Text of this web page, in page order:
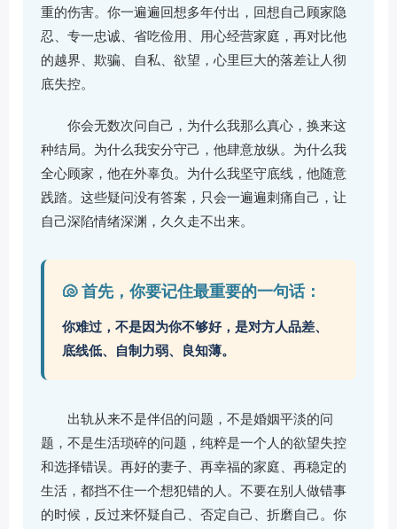
重的伤害。你一遍遍回想多年付出，回想自己顾家隐
忍、专一忠诚、省吃俭用、用心经营家庭，再对比他
的越界、欺骗、自私、欲望，心里巨大的落差让人彻
底失控。
你会无数次问自己，为什么我那么真心，换来这
种结局。为什么我安分守己，他肆意放纵。为什么我
全心顾家，他在外辜负。为什么我坚守底线，他随意
践踏。这些疑问没有答案，只会一遍遍刺痛自己，让
自己深陷情绪深渊，久久走不出来。
🐚 首先，你要记住最重要的一句话：
你难过，不是因为你不够好，是对方人品差、
底线低、自制力弱、良知薄。
出轨从来不是伴侣的问题，不是婚姻平淡的问
题，不是生活琐碎的问题，纯粹是一个人的欲望失控
和选择错误。再好的妻子、再幸福的家庭、再稳定的
生活，都挡不住一个想犯错的人。不要在别人做错事
的时候，反过来怀疑自己、否定自己、折磨自己。你